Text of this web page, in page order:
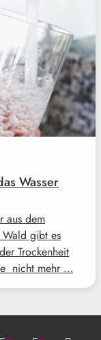
Wasser
aus dem
Wald gibt es
Trockenheit
nicht mehr …